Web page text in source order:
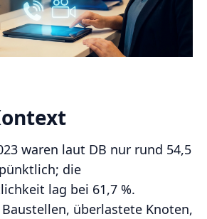
waren laut DB nur rund 54,5
die
lag bei 61,7 %.
überlastete Knoten,